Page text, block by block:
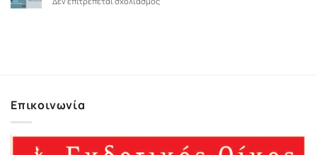
Επικοινωνία